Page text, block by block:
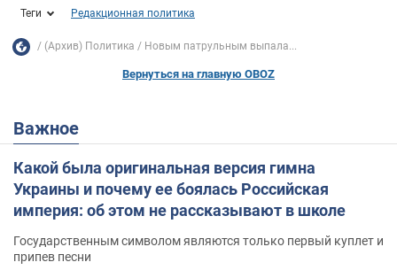
Теги Редакционная политика
(Архив) Политика Новым патрульным выпала...
Вернуться на главную OBOZ
Важное
Какой была оригинальная версия гимна
Украины и почему ее боялась Российская
империя: об этом не рассказывают в школе
Государственным символом являются только первый куплет и
припев песни